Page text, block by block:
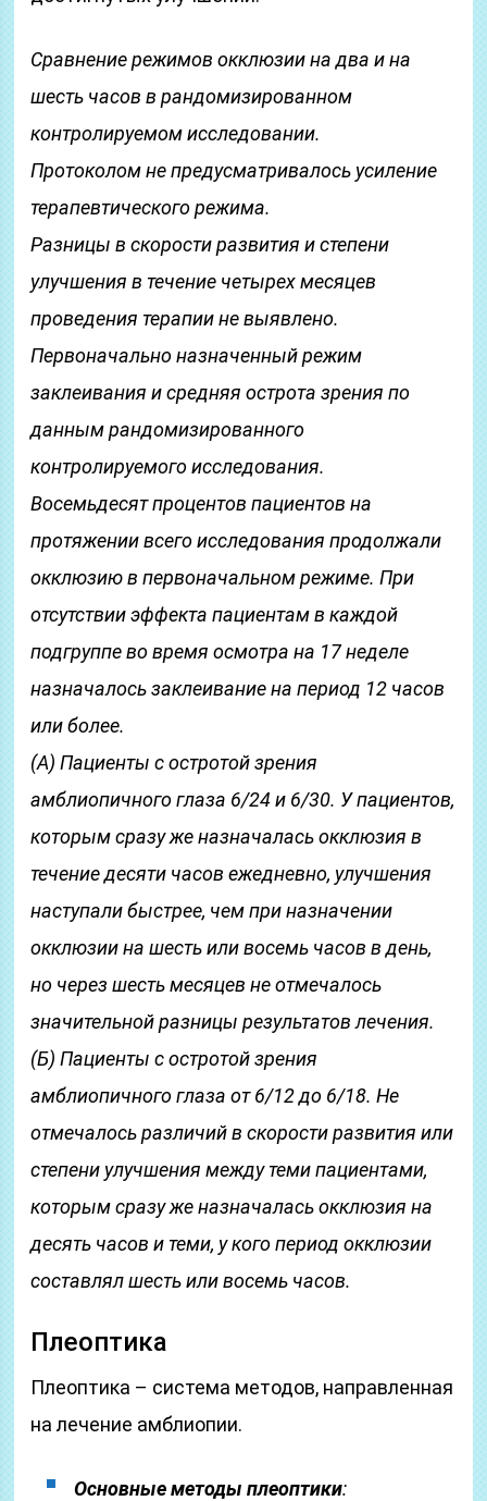
Сравнение режимов окклюзии на два и на
шесть часов в рандомизированном
контролируемом исследовании.
Протоколом не предусматривалось усиление
терапевтического режима.
Разницы в скорости развития и степени
улучшения в течение четырех месяцев
проведения терапии не выявлено.
Первоначально назначенный режим
заклеивания и средняя острота зрения по
данным рандомизированного
контролируемого исследования.
Восемьдесят процентов пациентов на
протяжении всего исследования продолжали
окклюзию в первоначальном режиме. При
отсутствии эффекта пациентам в каждой
подгруппе во время осмотра на 17 неделе
назначалось заклеивание на период 12 часов
или более.
(А) Пациенты с остротой зрения
амблиопичного глаза 6/24 и 6/30. У пациентов,
которым сразу же назначалась окклюзия в
течение десяти часов ежедневно, улучшения
наступали быстрее, чем при назначении
окклюзии на шесть или восемь часов в день,
но через шесть месяцев не отмечалось
значительной разницы результатов лечения.
(Б) Пациенты с остротой зрения
амблиопичного глаза от 6/12 до 6/18. Не
отмечалось различий в скорости развития или
степени улучшения между теми пациентами,
которым сразу же назначалась окклюзия на
десять часов и теми, у кого период окклюзии
составлял шесть или восемь часов.
Плеоптика
Плеоптика – система методов, направленная
на лечение амблиопии.
Основные методы плеоптики: